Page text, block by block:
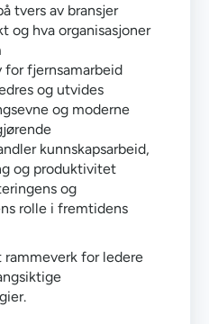
tvers av bransjer
og hva organisasjoner
for fjernsamarbeid
og utvides
og moderne
kunnskapsarbeid,
og produktivitet
og
rolle i fremtidens
rammeverk for ledere